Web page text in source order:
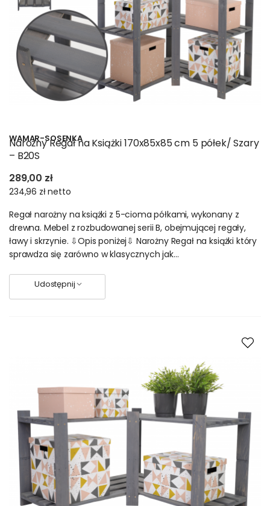
WAMAR-SOSENKA
Narożny Regał na Książki 170x85x85 cm 5 półek/ Szary
– B20S
289,00 zł
234,96 złnetto
Regał narożny na książki z 5-cioma półkami, wykonany z
drewna. Mebel z rozbudowanej serii B, obejmującej regały,
ławy i skrzynie. ⇩Opis poniżej⇩ Narożny Regał na książki który
sprawdza się zarówno w klasycznych jak...
Udostępnij